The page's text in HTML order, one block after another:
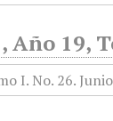
19,